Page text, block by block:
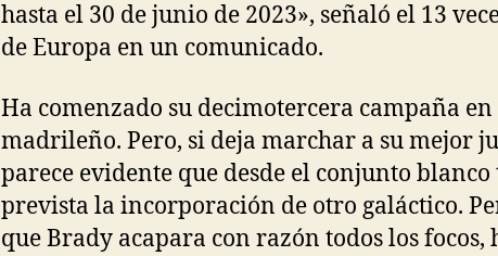
hasta el 30 de junio de 2023», señaló el 13
de Europa en un comunicado.
Ha comenzado su decimotercera campaña
madrileño. Pero, si deja marchar a su mejor
parece evidente que desde el conjunto
prevista la incorporación de otro galáctico.
que Brady acapara con razón todos los focos,